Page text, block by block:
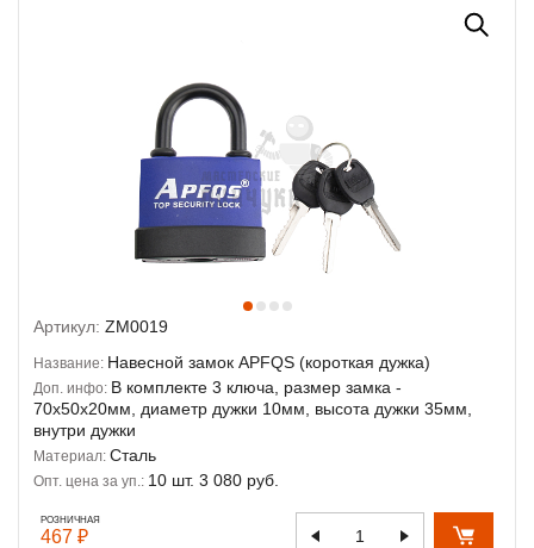
Артикул: ZM0019
Название: Навесной замок APFQS (короткая дужка)
Доп. инфо: В комплекте 3 ключа, размер замка -
70х50х20мм, диаметр дужки 10мм, высота дужки 35мм,
внутри дужки
Материал: Сталь
Опт. цена за уп.: 10 шт. 3 080 руб.
РОЗНИЧНАЯ
467 ₽